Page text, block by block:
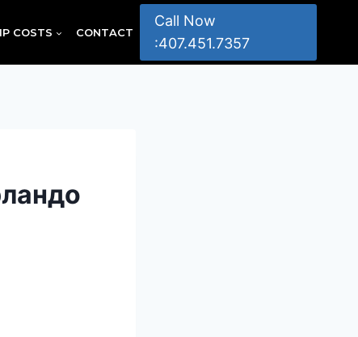
COSTS CONTACT
Call Now
:407.451.7357